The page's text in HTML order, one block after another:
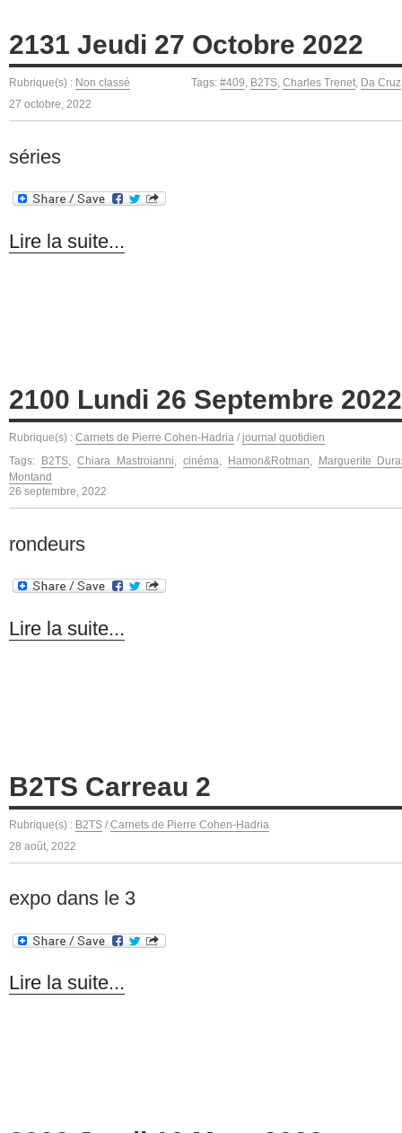
2131 Jeudi 27 Octobre 2022
Rubrique(s) : Non classé Tags: #409, B2TS, Charles Trenet, Da Cruz
27 octobre, 2022
séries
Lire la suite...
2100 Lundi 26 Septembre 2022
Rubrique(s) : Carnets de Pierre Cohen-Hadria / journal quotidien
Tags:
B2TS, Chiara Mastroianni, cinéma, Hamon&Rotman,
Marguerite
Montand
26 septembre, 2022
rondeurs
Lire la suite...
B2TS Carreau 2
Rubrique(s) : B2TS / Carnets de Pierre Cohen-Hadria
28 août, 2022
expo dans le 3
Lire la suite...